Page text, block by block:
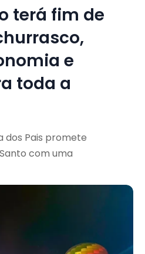
terá fim de
e
toda a
dos Pais promete
com uma